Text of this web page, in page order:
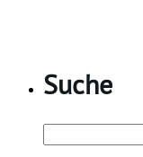
Suche
nach: